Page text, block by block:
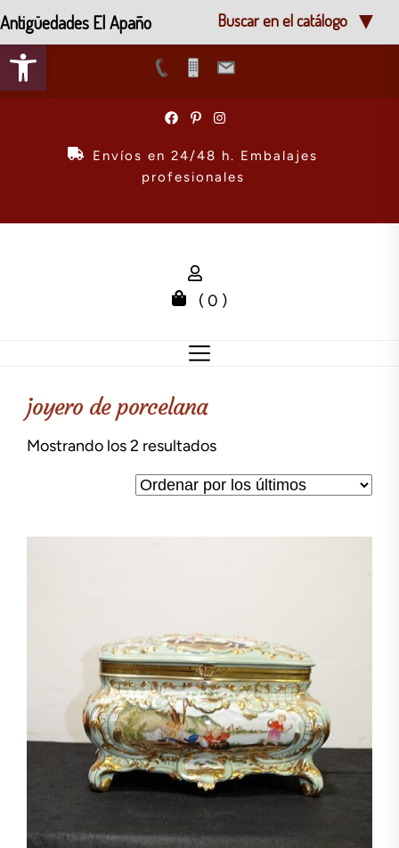
Abrir barra de herramientas
Envíos en 24/48 h. Embalajes
profesionales
( 0 )
joyero de porcelana
Mostrando los 2 resultadosOrdenado
los
Antigüedades El Apaño Buscar en el catálogo